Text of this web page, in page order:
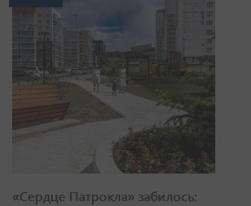
«Сердце Патрокла» забилось: